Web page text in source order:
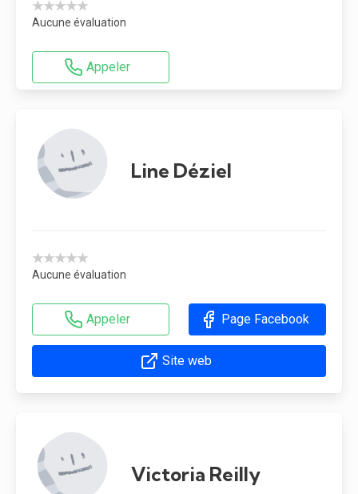
★★★★★
Aucune évaluation
Appeler
Line Déziel
★★★★★
Aucune évaluation
Appeler Page Facebook
Site web
Victoria Reilly